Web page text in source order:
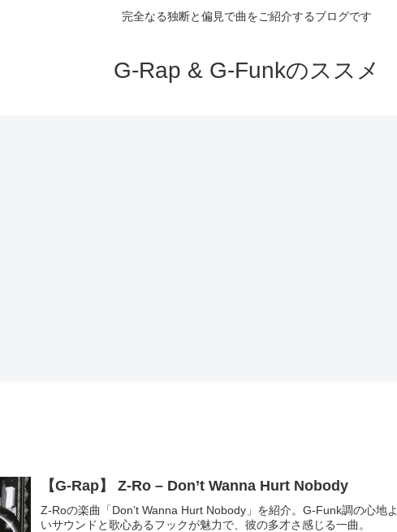
完全なる独断と偏見で曲をご紹介するブログです
G-Rap & G-Funkのススメ
【G-Rap】 Z-Ro – Don’t Wanna Hurt Nobody
Z-Roの楽曲「Don’t Wanna Hurt Nobody」を紹介。G-Funk調の心地よ
いサウンドと歌心あるフックが魅力で、彼の多才さ感じる一曲。